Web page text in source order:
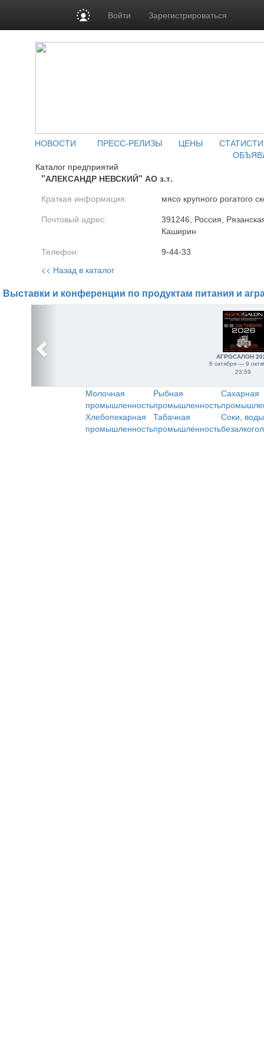
Войти Зарегистрироваться
НОВОСТИ ПРЕСС-РЕЛИЗЫ ЦЕНЫ
Каталог предприятий
"АЛЕКСАНДР НЕВСКИЙ" АО з.т.
Краткая информация: мясо крупного рогатого
Почтовый адрес:
391246, Россия,
Каширин
Телефон: 9-44-33
<< Назад в каталог
Выставки и конференции по продуктам питания и
АГРОСАЛОН
6 октября — 9
23:59
Молочная
промышленность
Рыбная
промышленность
Сахарная
Хлебопекарная
промышленность
Табачная
промышленность
Соки,